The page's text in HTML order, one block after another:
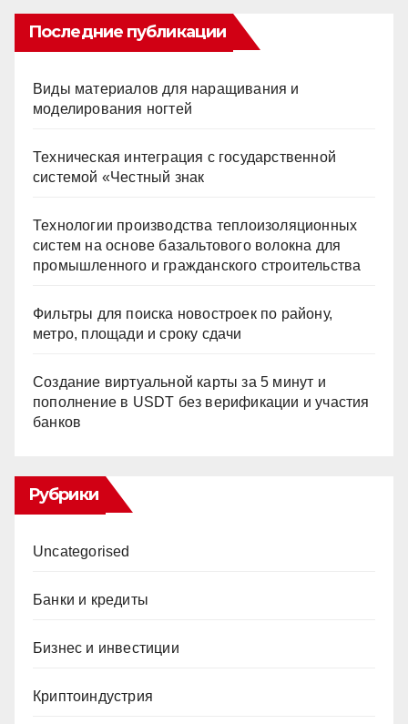
Последние публикации
Виды материалов для наращивания и
моделирования ногтей
Техническая интеграция с государственной
системой «Честный знак
Технологии производства теплоизоляционных
систем на основе базальтового волокна для
промышленного и гражданского строительства
Фильтры для поиска новостроек по району,
метро, площади и сроку сдачи
Создание виртуальной карты за 5 минут и
пополнение в USDT без верификации и участия
банков
Рубрики
Uncategorised
Банки и кредиты
Бизнес и инвестиции
Криптоиндустрия